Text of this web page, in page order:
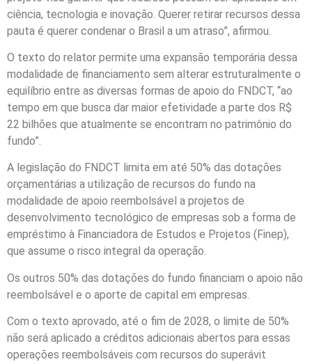
ciência, tecnologia e inovação. Querer retirar recursos dessa
pauta é querer condenar o Brasil a um atraso”, afirmou.
O texto do relator permite uma expansão temporária dessa
modalidade de financiamento sem alterar estruturalmente o
equilíbrio entre as diversas formas de apoio do FNDCT, “ao
tempo em que busca dar maior efetividade a parte dos R$
22 bilhões que atualmente se encontram no patrimônio do
fundo”.
A legislação do FNDCT limita em até 50% das dotações
orçamentárias a utilização de recursos do fundo na
modalidade de apoio reembolsável a projetos de
desenvolvimento tecnológico de empresas sob a forma de
empréstimo à Financiadora de Estudos e Projetos (Finep),
que assume o risco integral da operação.
Os outros 50% das dotações do fundo financiam o apoio não
reembolsável e o aporte de capital em empresas.
Com o texto aprovado, até o fim de 2028, o limite de 50%
não será aplicado a créditos adicionais abertos para essas
operações reembolsáveis com recursos do superávit